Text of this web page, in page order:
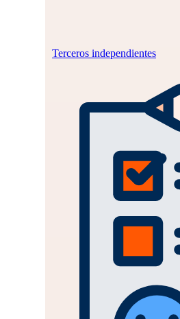
Terceros independientes